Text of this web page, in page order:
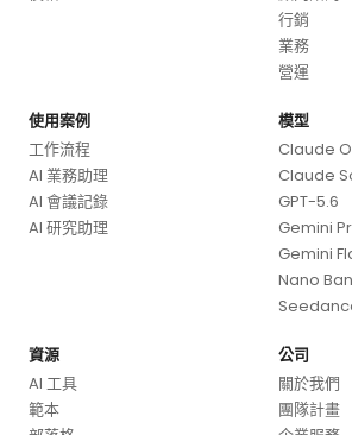
行銷
業務
營運
使用案例
工作流程
AI 業務助理
AI 會議記錄
AI 研究助理
模型
Claude
Claude
GPT-5.6
Gemini
Gemini
Nano
資源
AI 工具
範本
公司
關於我們
團隊計畫